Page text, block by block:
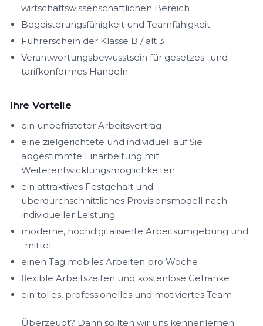
wirtschaftswissenschaftlichen Bereich
Begeisterungsfähigkeit und Teamfähigkeit
Führerschein der Klasse B / alt 3
Verantwortungsbewusstsein für gesetzes- und
tarifkonformes Handeln
Ihre Vorteile
ein unbefristeter Arbeitsvertrag
eine zielgerichtete und individuell auf Sie
abgestimmte Einarbeitung mit
Weiterentwicklungsmöglichkeiten
ein attraktives Festgehalt und
überdurchschnittliches Provisionsmodell nach
individueller Leistung
moderne, hochdigitalisierte Arbeitsumgebung und
-mittel
einen Tag mobiles Arbeiten pro Woche
flexible Arbeitszeiten und kostenlose Getränke
ein tolles, professionelles und motiviertes Team
Überzeugt? Dann sollten wir uns kennenlernen.